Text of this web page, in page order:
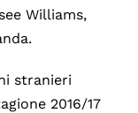
Williams,
stranieri
2016/17